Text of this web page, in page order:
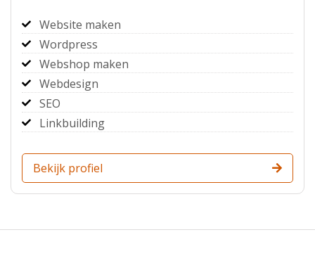
Website maken
Wordpress
Webshop maken
Webdesign
SEO
Linkbuilding
Bekijk profiel